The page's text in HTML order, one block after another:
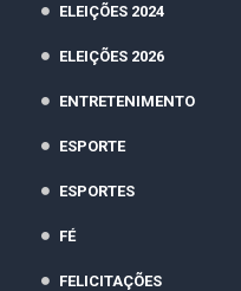
ELEIÇÕES 2024
ELEIÇÕES 2026
ENTRETENIMENTO
ESPORTE
ESPORTES
FÉ
FELICITAÇÕES